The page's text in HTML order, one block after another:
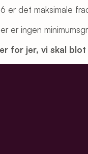
er det maksimale
er ingen
for jer, vi skal